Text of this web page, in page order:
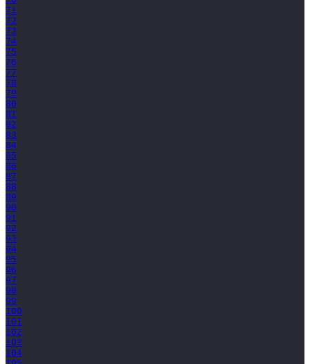
71
72
73
74
75
76
77
78
79
80
81
82
83
84
85
86
87
88
89
90
91
92
93
94
95
96
97
98
99
100
101
102
103
104